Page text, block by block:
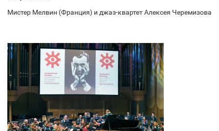
Мистер Мелвин (Франция) и джаз-квартет Алексея Черемизова